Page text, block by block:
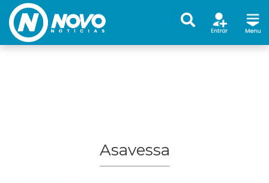
Asavessa